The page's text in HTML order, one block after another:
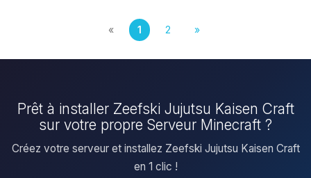
« 1 2 »
Prêt à installer Zeefski Jujutsu Kaisen Craft
sur votre propre Serveur Minecraft ?
Créez votre serveur et installez Zeefski Jujutsu Kaisen Craft
en 1 clic !